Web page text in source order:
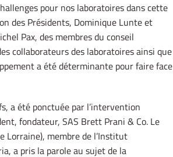
pour nos laboratoires dans cette
des Présidents, Dominique Lunte et
Pax, des membres du conseil
collaborateurs des laboratoires ainsi que
a été déterminante pour faire face
a été ponctuée par l’intervention
fondateur, SAS Brett Prani & Co. Le
Lorraine), membre de l’Institut
a pris la parole au sujet de la